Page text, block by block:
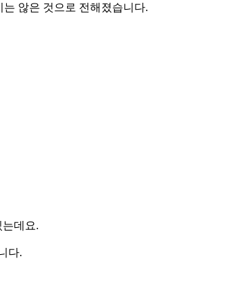
않은 것으로 전해졌습니다.
데요.
다.